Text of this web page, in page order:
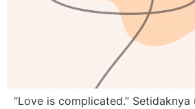
“Love is complicated.”